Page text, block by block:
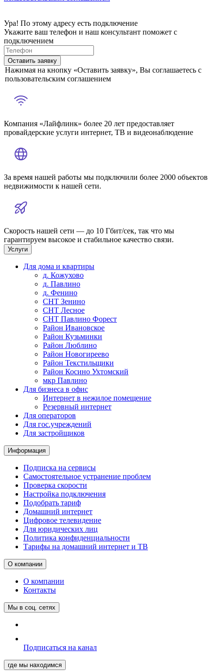
Ура! По этому адресу есть подключение
Укажите ваш телефон и наш консультант поможет с
подключением
Оставить заявку
Нажимая на кнопку «Оставить заявку», Вы соглашаетесь с
пользовательским соглашением
Компания «Лайфлинк» более 20 лет предоставляет
провайдерские услуги интернет, ТВ и видеонаблюдение
За время нашей работы мы подключили более 2000 объектов
недвижимости к нашей сети.
Скорость нашей сети — до 10 Гбит/сек, так что мы
гарантируем высокое и стабильное качество связи.
Услуги
Для дома и квартиры
д. Кожухово
д. Павлино
д. Фенино
СНТ Зенино
СНТ Лесное
СНТ Павлино Форест
Район Ивановское
Район Кузьминки
Район Люблино
Район Новогиреево
Район Текстильщики
Район Косино Ухтомский
мкр Павлино
Для бизнеса в офис
Интернет в нежилое помещение
Резервный интернет
Для операторов
Для гос.учреждений
Для застройщиков
Информация
Подписка на сервисы
Самостоятельное устранение проблем
Проверка скорости
Настройка подключения
Подобрать тариф
Домашний интернет
Цифровое телевидение
Для юридических лиц
Политика конфиденциальности
Тарифы на домашний интернет и ТВ
О компании
О компании
Контакты
Мы в соц. сетях
Подписаться на канал
где мы находимся